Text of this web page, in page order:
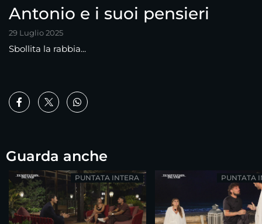
Antonio e i suoi pensieri
29 Luglio 2025
Sbollita la rabbia...
Guarda anche
PUNTATA INTERA PUNTATA